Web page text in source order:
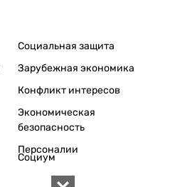
Социальная защита
Зарубежная экономика
Конфликт интересов
Экономическая
безопасность
Персоналии
Социум
История